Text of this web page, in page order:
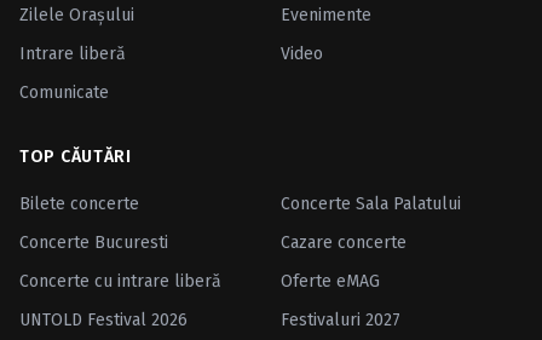
Zilele Oraşului
Evenimente
Intrare liberă
Video
Comunicate
TOP CĂUTĂRI
Bilete concerte
Concerte Sala Palatului
Concerte Bucuresti
Cazare concerte
Concerte cu intrare liberă
Oferte eMAG
UNTOLD Festival 2026
Festivaluri 2027